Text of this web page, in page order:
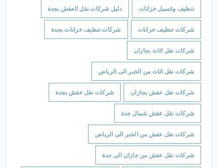
تنظيف وغسيل خزانات دليل شركات نقل العفش بجدة
شركات تنظيف خزانات شركات تنظيف خزانات بجدة
شركات نقل اثاث بجازان
شركات نقل اثاث من الخبر الى الرياض
شركات نقل عفش بجازان شركات نقل عفش بجدة
شركات نقل عفش شمال جدة
شركات نقل عفش من الخبر الى الرياض
شركات نقل عفش من جازان الى جدة